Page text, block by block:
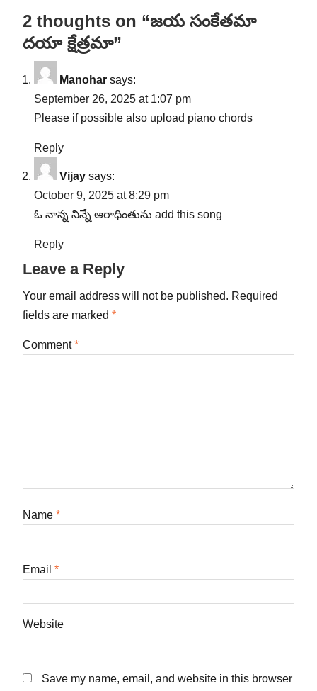
2 thoughts on “జయ సంకేతమా
దయా క్షేత్రమా”
Manohar says:
September 26, 2025 at 1:07 pm
Please if possible also upload piano chords
Reply
Vijay says:
October 9, 2025 at 8:29 pm
ఓ నాన్న నిన్నే ఆరాధింతును add this song
Reply
Leave a Reply
Your email address will not be published. Required
fields are marked *
Comment*
Name *
Email *
Website
Save my name, email, and website in this browser